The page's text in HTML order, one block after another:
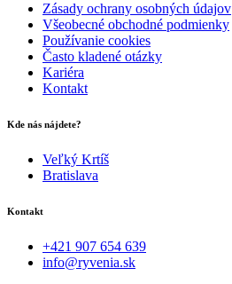
Zásady ochrany osobných údajov
Všeobecné obchodné podmienky
Používanie cookies
Často kladené otázky
Kariéra
Kontakt
Kde nás nájdete?
Veľký Krtíš
Bratislava
Kontakt
+421 907 654 639
info@ryvenia.sk